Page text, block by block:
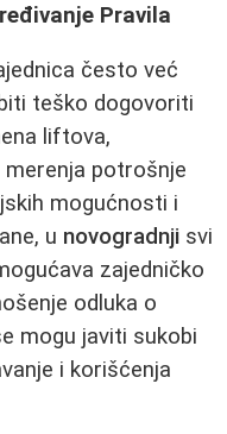
Pravila
često već
teško dogovoriti
liftova,
potrošnje
mogućnosti i
u novogradnji svi
zajedničko
odluka o
mogu javiti sukobi
i korišćenja